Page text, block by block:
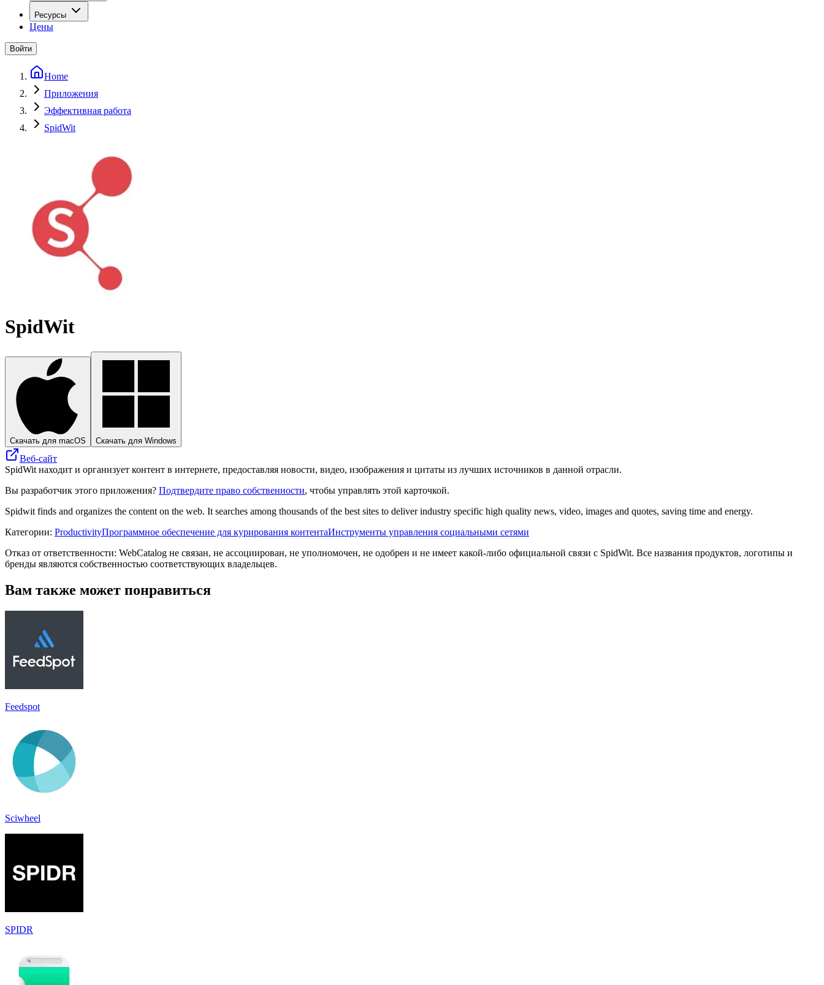
Ресурсы
Цены
Войти
Home
Приложения
Эффективная работа
SpidWit
SpidWit
Скачать для macOS Скачать для Windows
Веб-сайт
SpidWit находит и организует контент в интернете, предоставляя новости, видео, изображения и цитаты из лучших источников в данной отрасли.
Вы разработчик этого приложения? Подтвердите право собственности, чтобы управлять этой карточкой.
Spidwit finds and organizes the content on the web. It searches among thousands of the best sites to deliver industry specific high quality news, video, images and quotes, saving time and energy.
Категории: ProductivityПрограммное обеспечение для курирования контентаИнструменты управления социальными сетями
Отказ от ответственности: WebCatalog не связан, не ассоциирован, не уполномочен, не одобрен и не имеет какой-либо официальной связи с SpidWit. Все названия продуктов, логотипы и
бренды являются собственностью соответствующих владельцев.
Вам также может понравиться
Feedspot
Sciwheel
SPIDR